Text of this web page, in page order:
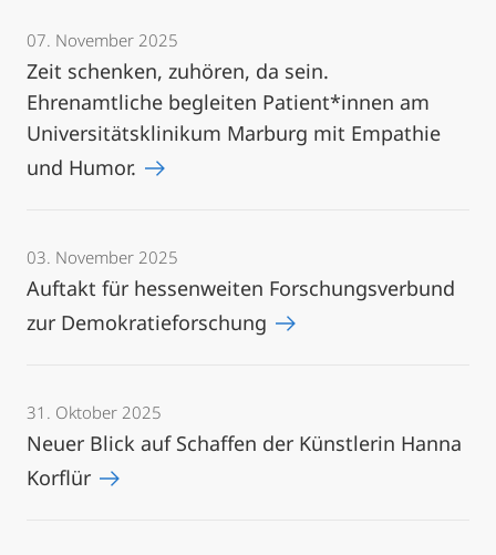
07. November 2025
Zeit schenken, zuhören, da sein.
Ehrenamtliche begleiten Patient*innen am
Universitätsklinikum Marburg mit Empathie
und Humor.
03. November 2025
Auftakt für hessenweiten Forschungsverbund
zur Demokratieforschung
31. Oktober 2025
Neuer Blick auf Schaffen der Künstlerin Hanna
Korflür